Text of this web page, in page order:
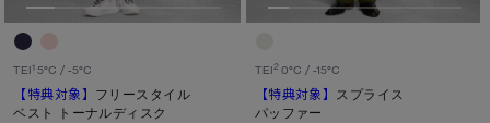
TEI1 5°C / -5°C
【特典対象】 フリースタイル
ベスト トーナルディスク
TEI2 0°C / -15°C
【特典対象】
スプライス
パッファー